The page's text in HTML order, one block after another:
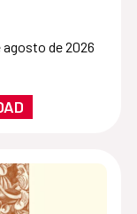
agosto de 2026